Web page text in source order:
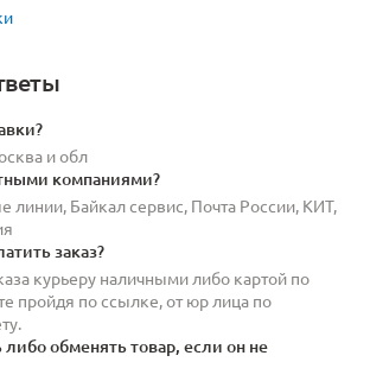
и обл
компаниями?
линии, Байкал сервис, Почта России, КИТ,
заказ?
курьеру наличными либо картой по
пройдя по ссылке, от юр лица по
либо обменять товар, если он не